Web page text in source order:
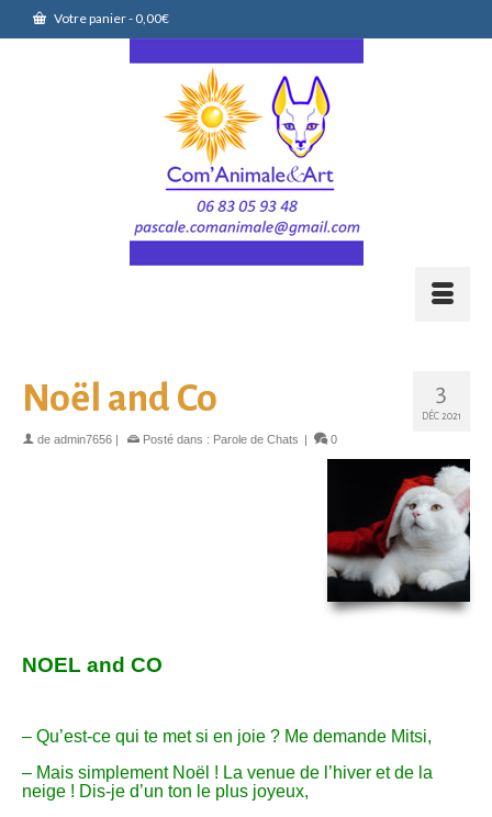
Votre panier- 0,00€
3
DÉC 2021
Noël and Co
de admin7656 | Posté dans : Parole de Chats | 0
NOEL and CO
– Qu’est-ce qui te met si en joie ? Me demande Mitsi,
– Mais simplement Noël ! La venue de l’hiver et de la
neige ! Dis-je d’un ton le plus joyeux,